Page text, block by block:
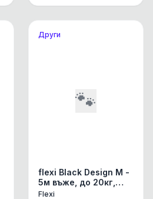
Други
🐾
flexi Black Design М -
5м въже, до 20кг,
розово
Flexi